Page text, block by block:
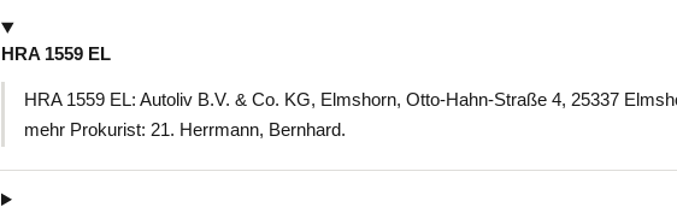
HRA 1559 EL
HRA 1559 EL: Autoliv B.V. & Co. KG, Elmshorn, Otto-Hahn-Straße 4, 25337
mehr Prokurist: 21. Herrmann, Bernhard.